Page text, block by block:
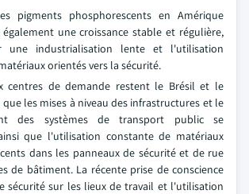
pigments phosphorescents en Amérique
une croissance stable et régulière,
une industrialisation lente et l'utilisation
orientés vers la sécurité.
centres de demande restent le Brésil et le
que les mises à niveau des infrastructures et le
des systèmes de transport public se
que l'utilisation constante de matériaux
dans les panneaux de sécurité et de rue
de bâtiment. La récente prise de conscience
sécurité sur les lieux de travail et l'utilisation